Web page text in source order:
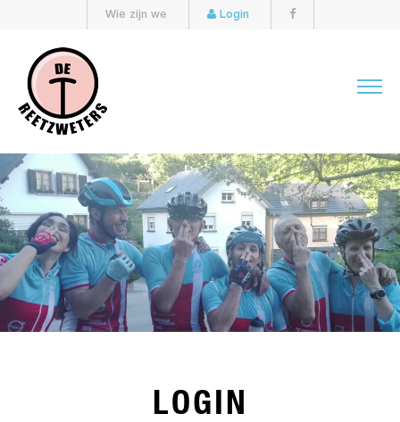
Wie zijn we Login
LOGIN